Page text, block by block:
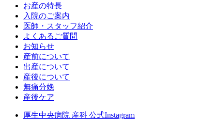
お産の特長
入院のご案内
医師・スタッフ紹介
よくあるご質問
お知らせ
産前について
出産について
産後について
無痛分娩
産後ケア
厚生中央病院 産科 公式Instagram